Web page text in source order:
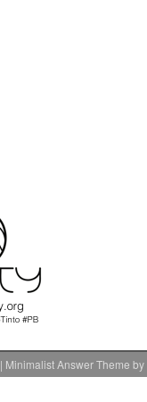
| Minimalist Answer Theme by